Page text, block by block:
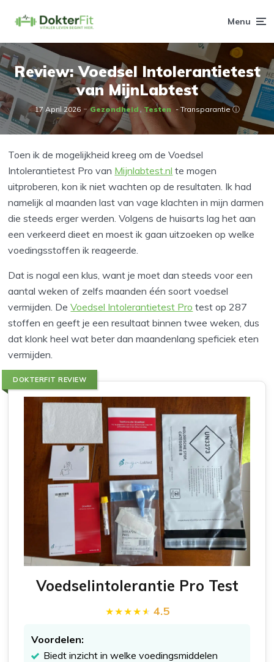
Menu
Review: Voedsel Intolerantietest
van MijnLabtest
17 April 2026 Gezondheid Testen - Transparantie ⓘ
Toen ik de mogelijkheid kreeg om de Voedsel
Intolerantietest Pro van Mijnlabtest.nl te mogen
uitproberen, kon ik niet wachten op de resultaten. Ik had
namelijk al maanden last van vage klachten in mijn darmen
die steeds erger werden. Volgens de huisarts lag het aan
een verkeerd dieet en moest ik gaan uitzoeken op welke
voedingsstoffen ik reageerde.
Dat is nogal een klus, want je moet dan steeds voor een
aantal weken of zelfs maanden één soort voedsel
vermijden. DeVoedsel Intolerantietest Pro test op 287
stoffen en geeft je een resultaat binnen twee weken, dus
dat klonk heel wat beter dan maandenlang speficiek eten
vermijden.
DOKTERFIT REVIEW
Voedselintolerantie Pro Test
4.5
Voordelen:
Biedt inzicht in welke voedingsmiddelen